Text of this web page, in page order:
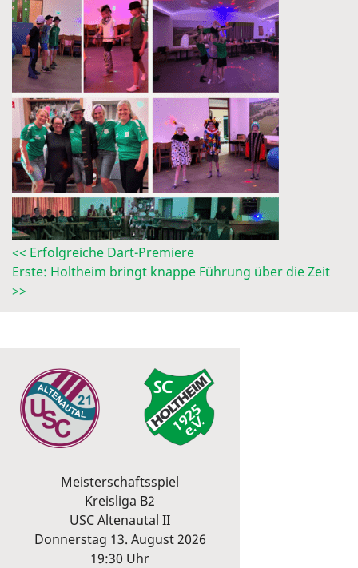
<< Erfolgreiche Dart-Premiere
Erste: Holtheim bringt knappe Führung über die Zeit
>>
Meisterschaftsspiel
Kreisliga B2
USC Altenautal II
Donnerstag 13. August 2026
19:30 Uhr